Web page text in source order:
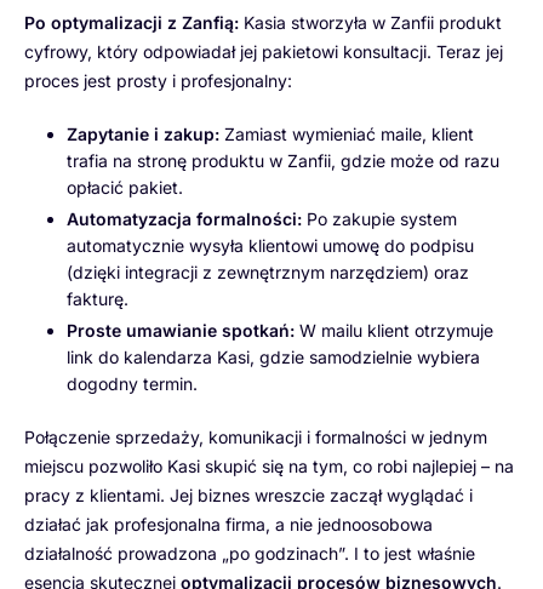
Po optymalizacji z Zanfią: Kasia stworzyła w Zanfii produkt
cyfrowy, który odpowiadał jej pakietowi konsultacji. Teraz jej
proces jest prosty i profesjonalny:
Zapytanie i zakup: Zamiast wymieniać maile, klient
trafia na stronę produktu w Zanfii, gdzie może od razu
opłacić pakiet.
Automatyzacja formalności: Po zakupie system
automatycznie wysyła klientowi umowę do podpisu
(dzięki integracji z zewnętrznym narzędziem) oraz
fakturę.
Proste umawianie spotkań: W mailu klient otrzymuje
link do kalendarza Kasi, gdzie samodzielnie wybiera
dogodny termin.
Połączenie sprzedaży, komunikacji i formalności w jednym
miejscu pozwoliło Kasi skupić się na tym, co robi najlepiej – na
pracy z klientami. Jej biznes wreszcie zaczął wyglądać i
działać jak profesjonalna firma, a nie jednoosobowa
działalność prowadzona „po godzinach”. I to jest właśnie
esencja skutecznej optymalizacji procesów biznesowych.